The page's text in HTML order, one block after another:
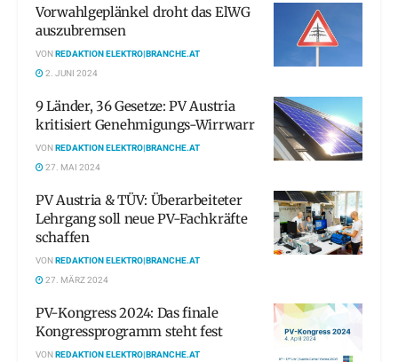
Vorwahlgeplänkel droht das ElWG
auszubremsen
VONREDAKTION ELEKTRO|BRANCHE.AT
2. JUNI 2024
9 Länder, 36 Gesetze: PV Austria
kritisiert Genehmigungs-Wirrwarr
VONREDAKTION ELEKTRO|BRANCHE.AT
27. MAI 2024
PV Austria & TÜV: Überarbeiteter
Lehrgang soll neue PV-Fachkräfte
schaffen
VONREDAKTION ELEKTRO|BRANCHE.AT
27. MÄRZ 2024
PV-Kongress 2024: Das finale
Kongressprogramm steht fest
VONREDAKTION ELEKTRO|BRANCHE.AT